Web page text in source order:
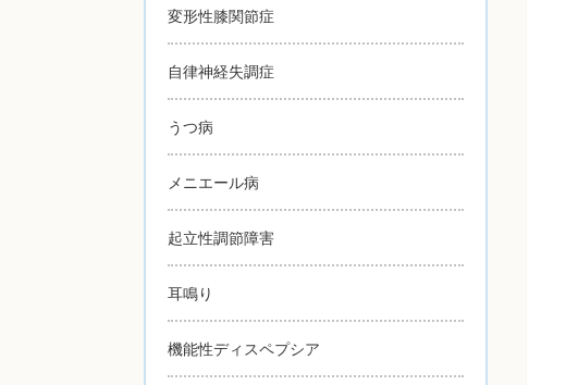
変形性膝関節症
自律神経失調症
うつ病
メニエール病
起立性調節障害
耳鳴り
機能性ディスペプシア